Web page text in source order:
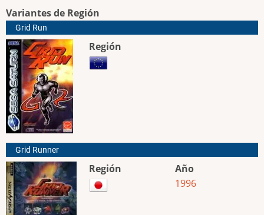
Variantes de Región
Grid Run
Región
Grid Runner
Región
Año
1996